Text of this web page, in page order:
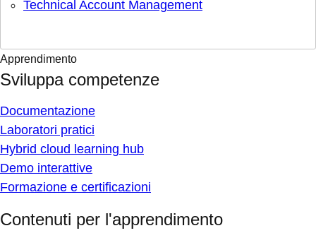
Technical Account Management
Apprendimento
Sviluppa competenze
Documentazione
Laboratori pratici
Hybrid cloud learning hub
Demo interattive
Formazione e certificazioni
Contenuti per l'apprendimento